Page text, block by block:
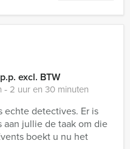
p.p. excl. BTW
‐ 2 uur en 30 minuten
echte detectives. Er is
jullie de taak om die
boekt u nu het